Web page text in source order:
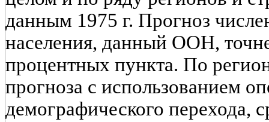
данным 1975 г. Прогноз
населения, данный ООН,
процентных пункта. По
прогноза с использованием
демографического перехода,